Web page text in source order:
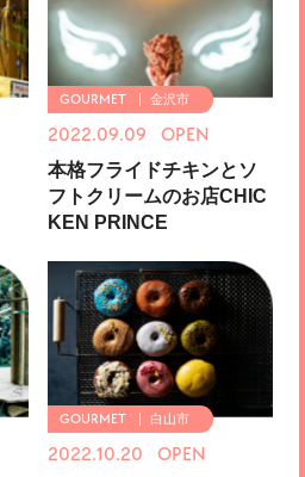
金沢市
2022.09.09 OPEN
本格フライドチキンとソ
フトクリームのお店CHIC
KEN PRINCE
白山市
2022.10.20 OPEN